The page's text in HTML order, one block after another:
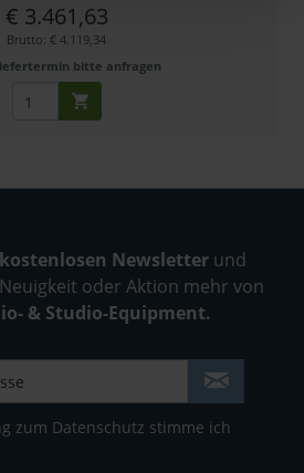
€ 3.461,63
Brutto: € 4.119,34
bitte anfragen
kostenlosen Newsletter und
oder Aktion mehr von
& Studio-Equipment.
zum Datenschutz stimme ich